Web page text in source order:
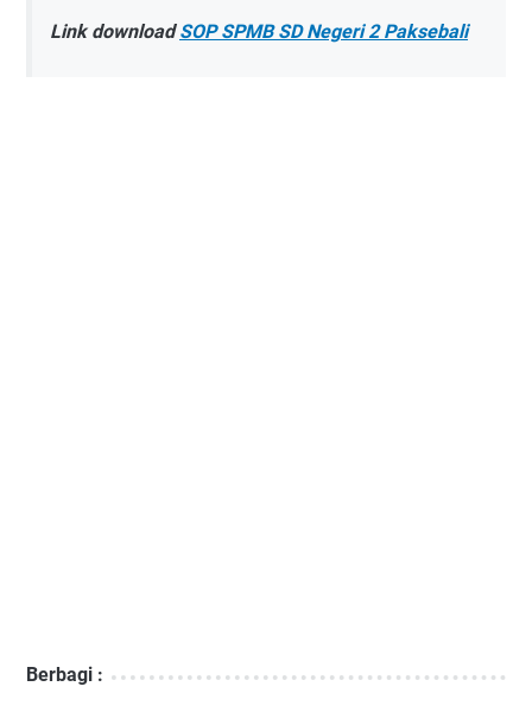
Link downloadSOP SPMB SD Negeri 2 Paksebali
Berbagi :